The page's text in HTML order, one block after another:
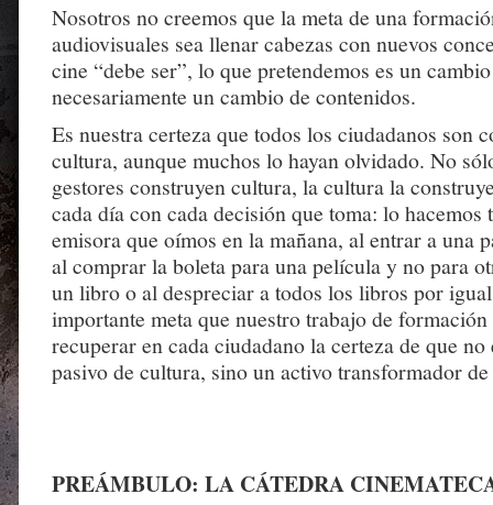
Nosotros no creemos que la meta de una
audiovisuales sea llenar cabezas con nuevos
cine “debe ser”, lo que pretendemos es un
necesariamente un cambio de contenidos.
Es nuestra certeza que todos los ciudadanos son
cultura, aunque muchos lo hayan olvidado. No
gestores construyen cultura, la cultura la
cada día con cada decisión que toma: lo hacemos
emisora que oímos en la mañana, al entrar a una
al comprar la boleta para una película y no para
un libro o al despreciar a todos los libros por
importante meta que nuestro trabajo de
recuperar en cada ciudadano la certeza de que
pasivo de cultura, sino un activo transformador
PREÁMBULO: LA CÁTEDRA